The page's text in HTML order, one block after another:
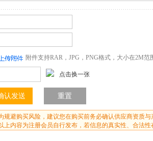
附件支持RAR，JPG，PNG格式，大小在2M范
点击换一张
避购买风险，建议您在购买前务必确认供应商资质与
内容为注册会员自行发布，若信息的真实性、合法性